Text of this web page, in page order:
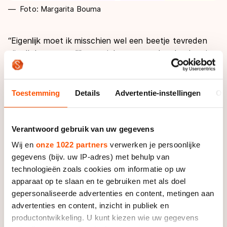
Toestemming Details Advertentie-instellingen
Verantwoord gebruik van uw gegevens
Wij en onze 1022 partners verwerken je persoonlijke
gegevens (bijv. uw IP-adres) met behulp van
technologieën zoals cookies om informatie op uw
apparaat op te slaan en te gebruiken met als doel
gepersonaliseerde advertenties en content, metingen aan
advertenties en content, inzicht in publiek en
productontwikkeling. U kunt kiezen wie uw gegevens
Foto: Margarita Bouma
“Eigenlijk moet ik misschien wel een beetje tevreden
zijn. Ik ben natuurlijk net ziek geweest dus dan ben je
niet in supervorm. Alleen hoopte ik in dit veld de vijf
kilometer te winnen. Als dat dan op twee tienden na
niet lukt, is dat wel jammer”, zegt de LottoNL-
Met de race van De Vries was echter niet heel veel
mis. “Ik moest als eerste van de jongens die een
goede vijf kilometer kunnen rijden. Dan is het altijd een
beetje aftasten van wat er mogelijk is. En in dat
opzicht was het wel stabiel, maar tweede is gewoon
geen leuke plek”, vervolgt hij.
Met zijn optreden op de 5000 meter bewees De Vries